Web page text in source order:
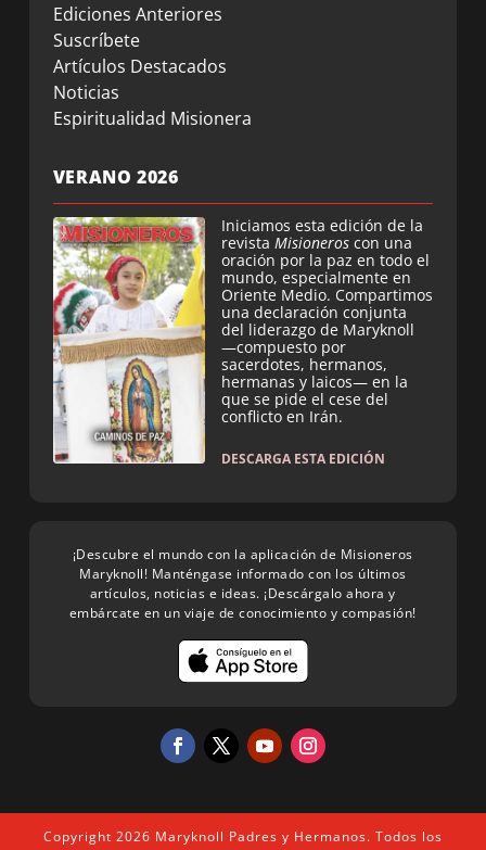
Ediciones Anteriores
Suscríbete
Artículos Destacados
Noticias
Espiritualidad Misionera
VERANO 2026
Iniciamos esta edición de la
revista Misioneros con una
oración por la paz en todo el
mundo, especialmente en
Oriente Medio. Compartimos
una declaración conjunta
del liderazgo de Maryknoll
—compuesto por
sacerdotes, hermanos,
hermanas y laicos— en la
que se pide el cese del
conflicto en Irán.
DESCARGA ESTA EDICIÓN
¡Descubre el mundo con la aplicación de Misioneros
Maryknoll! Manténgase informado con los últimos
artículos, noticias e ideas. ¡Descárgalo ahora y
embárcate en un viaje de conocimiento y compasión!
Copyright 2026 Maryknoll Padres y Hermanos. Todos los